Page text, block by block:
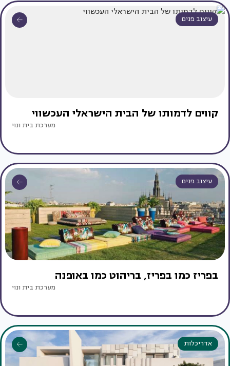
עיצוב פנים
קווים לדמותו של הבית הישראלי העכשווי
מערכת בית ונוי
עיצוב פנים
בפריז כמו בפריז, בריהוט כמו באופנה
מערכת בית ונוי
אדריכלות